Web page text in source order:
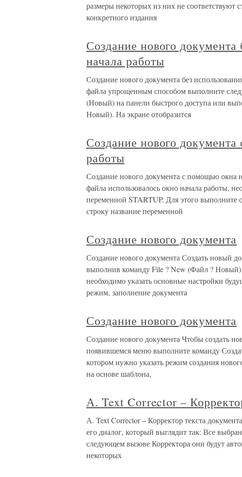
размеры некоторых из них не соответствуют
конкретного издания
Создание нового документа
начала работы
Создание нового документа без
файла упрощенным способом выполните
(Новый) на панели быстрого доступа или
Новый). На экране отобразится
Создание нового
работы
Создание нового документа с помощью окна
файла использовалось окно начала работы,
переменной STARTUP. Для этого
строку название переменной
Создание нового документа
Создание нового документа Создать новый
выполнив команду File ? New (Файл ?
необходимо указать основные настройки
режим, заполнение документа
Создание нового документа
Создание нового документа Чтобы создать
появившемся меню выполните команду
котором нужно указать режим создания
на основе шаблона,
А. Text Corrector –
А. Text Corrector – Корректор текста
его диалог, который выглядит так: Все
следующем вызове Корректора они будут
некоторых